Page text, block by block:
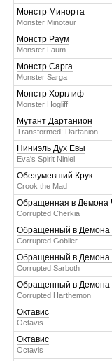
Монстр Минорта
Monster Minotaur
Монстр Раум
Monster Laum
Монстр Сарга
Monster Sarga
Монстр Хорглиф
Monster Hogliff
Мутант Дартанион
Transformed: Dartanion
Ниниэль Дух Евы
Eva's Spirit Niniel
Обезумевший Крук
Crook the Mad
Обращенная в Демона
Corrupted Cherkia
Обращенный в Демона
Corrupted Goblier
Обращенный в Демона
Corrupted Sarboth
Обращенный в Демона
Corrupted Harthemon
Октавис
Octavis
Октавис
Octavis